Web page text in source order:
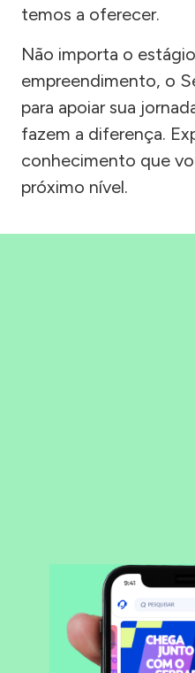
temos a oferecer.
Não importa o
empreendimento, o
para apoiar sua
fazem a diferença.
conhecimento que
próximo nível.